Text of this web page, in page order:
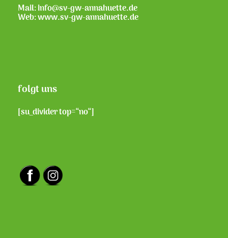
Mail: info@sv-gw-annahuette.de
Web:www.sv-gw-annahuette.de
folgt uns
[su_divider top=“no“]